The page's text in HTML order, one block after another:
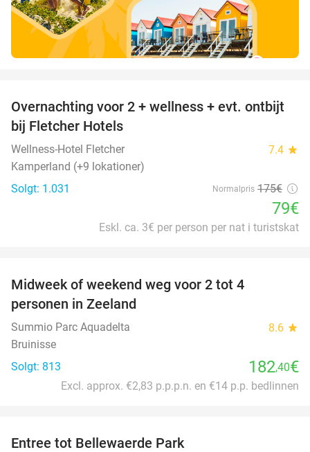
55%
Overnachting voor 2 + wellness + evt. ontbijt
bij Fletcher Hotels
Wellness-Hotel Fletcher 7.4 star
Kamperland (+9 lokationer)
Solgt: 1.031
Normalpris 175€
79€
Eskl. ca. 3€ per person per nat i turistskat
Midweek of weekend weg voor 2 tot 4
personen in Zeeland
Summio Parc Aquadelta 8.6 star
Bruinisse
Solgt: 813
182,40€
Excl. approx. €2,83 p.p.p.n. en €14 p.p. bedlinnen
Entree tot Bellewaerde Park